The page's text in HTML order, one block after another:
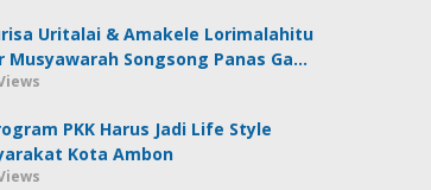
Uritalai & Amakele Lorimalahitu
Musyawarah Songsong Panas Ga…
PKK Harus Jadi Life Style
Kota Ambon